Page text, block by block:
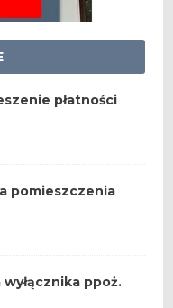
płatności
pomieszczenia
ppoż.